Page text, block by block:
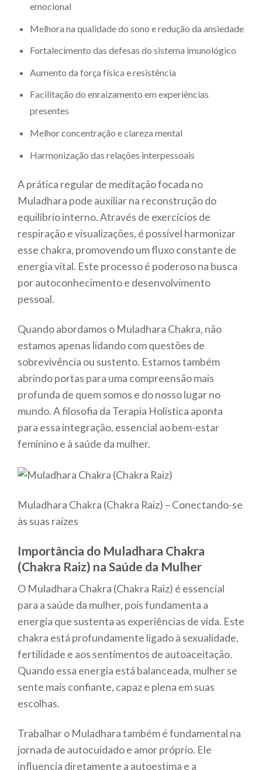
emocional
Melhora na qualidade do sono e redução da ansiedade
Fortalecimento das defesas do sistema imunológico
Aumento da força física e resistência
Facilitação do enraizamento em experiências
presentes
Melhor concentração e clareza mental
Harmonização das relações interpessoais
A prática regular de meditação focada no
Muladhara pode auxiliar na reconstrução do
equilíbrio interno. Através de exercícios de
respiração e visualizações, é possível harmonizar
esse chakra, promovendo um fluxo constante de
energia vital. Este processo é poderoso na busca
por autoconhecimento e desenvolvimento
pessoal.
Quando abordamos o Muladhara Chakra, não
estamos apenas lidando com questões de
sobrevivência ou sustento. Estamos também
abrindo portas para uma compreensão mais
profunda de quem somos e do nosso lugar no
mundo. A filosofia da Terapia Holística aponta
para essa integração, essencial ao bem-estar
feminino e à saúde da mulher.
Muladhara Chakra (Chakra Raiz) – Conectando-se
às suas raízes
Importância do Muladhara Chakra
(Chakra Raiz) na Saúde da Mulher
O Muladhara Chakra (Chakra Raiz) é essencial
para a saúde da mulher, pois fundamenta a
energia que sustenta as experiências de vida. Este
chakra está profundamente ligado à sexualidade,
fertilidade e aos sentimentos de autoaceitação.
Quando essa energia está balanceada, mulher se
sente mais confiante, capaz e plena em suas
escolhas.
Trabalhar o Muladhara também é fundamental na
jornada de autocuidado e amor próprio. Ele
influencia diretamente a autoestima e a